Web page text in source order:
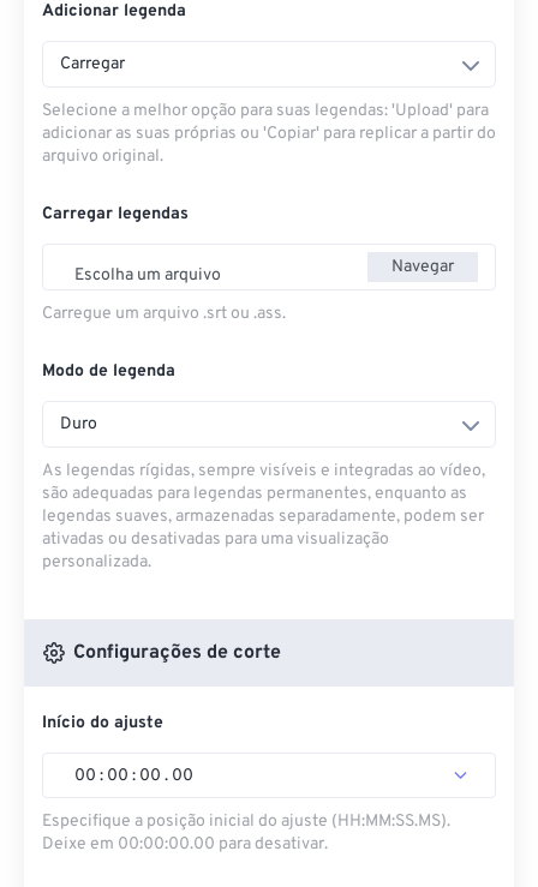
Adicionar legenda
Carregar
Selecione a melhor opção para suas legendas: 'Upload' para
adicionar as suas próprias ou 'Copiar' para replicar a partir do
arquivo original.
Carregar legendas
Escolha um arquivo Navegar
Carregue um arquivo .srt ou .ass.
Modo de legenda
Duro
As legendas rígidas, sempre visíveis e integradas ao vídeo,
são adequadas para legendas permanentes, enquanto as
legendas suaves, armazenadas separadamente, podem ser
ativadas ou desativadas para uma visualização
personalizada.
Configurações de corte
Início do ajuste
00 : 00 : 00 . 00
Especifique a posição inicial do ajuste (HH:MM:SS.MS).
Deixe em 00:00:00.00 para desativar.